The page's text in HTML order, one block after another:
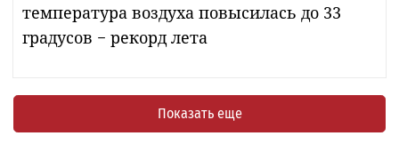
температура воздуха повысилась до 33
градусов − рекорд лета
Показать еще